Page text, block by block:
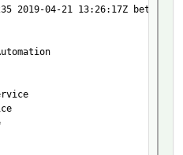
2019-04-21 13:26:17Z